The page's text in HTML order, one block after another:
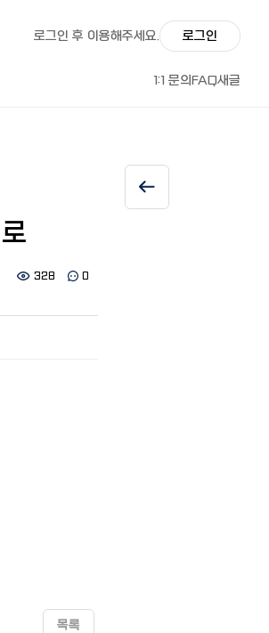
로그인 후 이용해주세요. 로그인
1:1 문의FAQ새글
328 0
목록